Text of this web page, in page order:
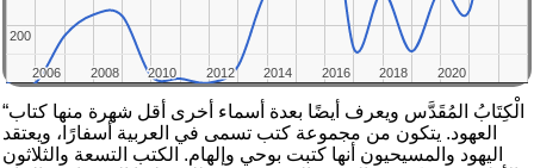
2006
2006 2008
2008 2010
2010 2012
2012 2014
2014 2016
2016 2018
2018 2020
2020
200
200
“الْكِتَابُ المُقَدَّس ويعرف أيضًا بعدة أسماء أخرى أقل شهرة منها كتاب
العهود. يتكون من مجموعة كتب تسمى في العربية أسفارًا، ويعتقد
اليهود والمسيحيون أنها كتبت بوحي وإلهام. الكتب التسعة والثلاثون